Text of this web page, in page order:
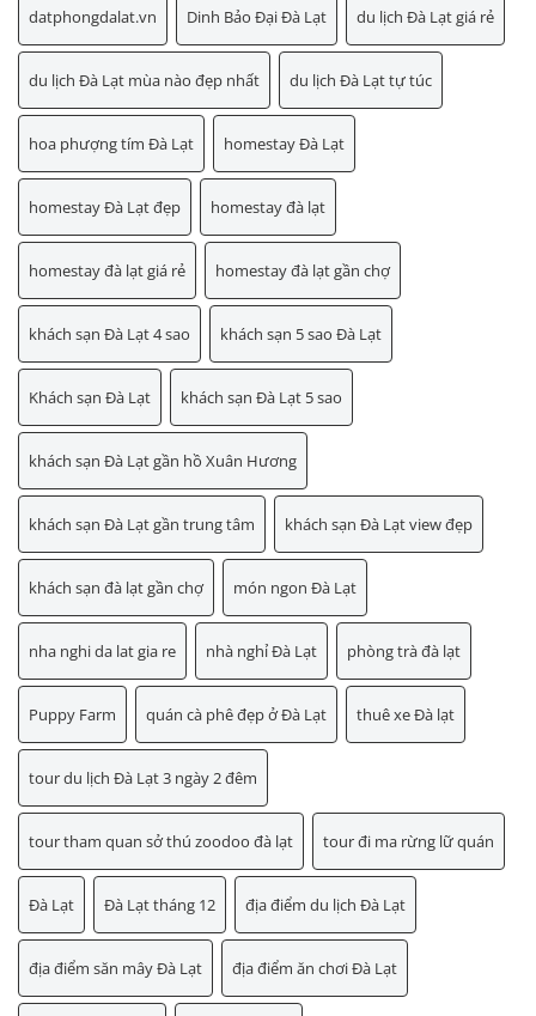
datphongdalat.vn Dinh Bảo Đại Đà Lạt du lịch Đà Lạt giá rẻ
du lịch Đà Lạt mùa nào đẹp nhất du lịch Đà Lạt tự túc
hoa phượng tím Đà Lạt homestay Đà Lạt
homestay Đà Lạt đẹp homestay đà lạt
homestay đà lạt giá rẻ homestay đà lạt gần chợ
khách sạn Đà Lạt 4 sao khách sạn 5 sao Đà Lạt
Khách sạn Đà Lạt khách sạn Đà Lạt 5 sao
khách sạn Đà Lạt gần hồ Xuân Hương
khách sạn Đà Lạt gần trung tâm khách sạn Đà Lạt view đẹp
khách sạn đà lạt gần chợ món ngon Đà Lạt
nha nghi da lat gia re nhà nghỉ Đà Lạt phòng trà đà lạt
Puppy Farm quán cà phê đẹp ở Đà Lạt thuê xe Đà lạt
tour du lịch Đà Lạt 3 ngày 2 đêm
tour tham quan sở thú zoodoo đà lạt tour đi ma rừng lữ quán
Đà Lạt Đà Lạt tháng 12 địa điểm du lịch Đà Lạt
địa điểm săn mây Đà Lạt địa điểm ăn chơi Đà Lạt